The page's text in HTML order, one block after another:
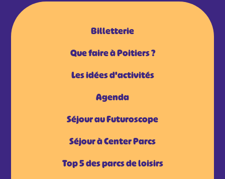
Billetterie
Que faire à Poitiers ?
Les idées d'activités
Agenda
Séjour au Futuroscope
Séjour à Center Parcs
Top 5 des parcs de loisirs